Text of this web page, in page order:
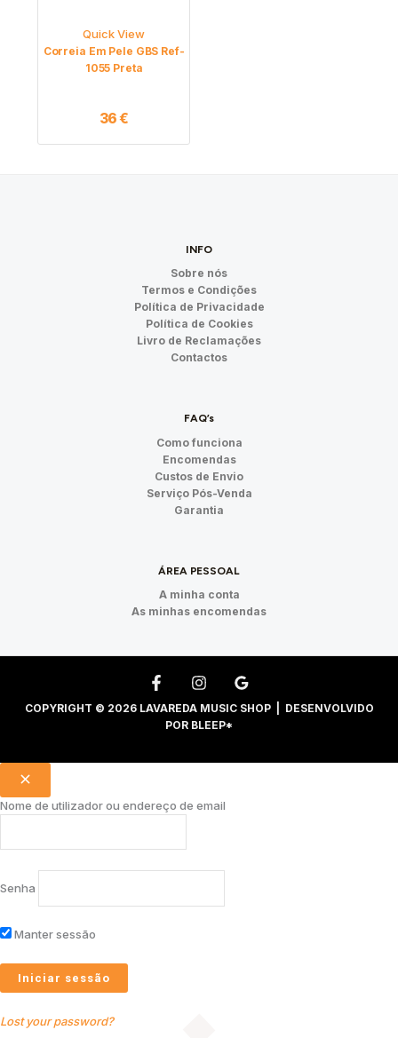
Quick View
Correia Em Pele GBS Ref-
1055 Preta
36€
INFO
Sobre nós
Termos e Condições
Política de Privacidade
Política de Cookies
Livro de Reclamações
Contactos
FAQ’s
Como funciona
Encomendas
Custos de Envio
Serviço Pós-Venda
Garantia
ÁREA PESSOAL
A minha conta
As minhas encomendas
COPYRIGHT © 2026 LAVAREDA MUSIC SHOP | DESENVOLVIDO
POR BLEEP*
Nome de utilizador ou endereço de email
Senha
Manter sessão
Lost your password?